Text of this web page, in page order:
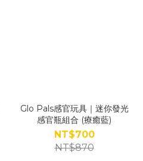
Glo Pals感官玩具｜迷你發光
感官瓶組合 (療癒藍)
NT$700
NT$870